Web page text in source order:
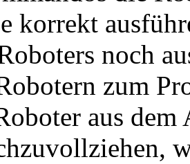
korrekt
noch
zum
aus